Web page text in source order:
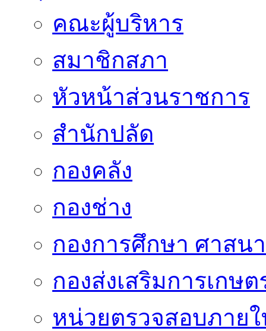
คณะผู้บริหาร
สมาชิกสภา
หัวหน้าส่วนราชการ
สำนักปลัด
กองคลัง
กองช่าง
กองการศึกษา ศาสน
กองส่งเสริมการเกษต
หน่วยตรวจสอบภาย